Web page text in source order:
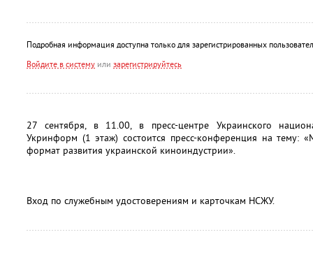
Подробная информация доступна только для зарегистрированных
Войдите в систему или зарегистрируйтесь
27 сентября, в 11.00, в пресс-центре Украинского
Укринформ (1 этаж) состоится пресс-конференция на тему:
формат развития украинской киноиндустрии».
Вход по служебным удостоверениям и карточкам НСЖУ.